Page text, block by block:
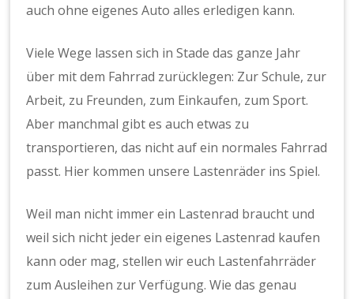
auch ohne eigenes Auto alles erledigen kann.
Viele Wege lassen sich in Stade das ganze Jahr
über mit dem Fahrrad zurücklegen: Zur Schule, zur
Arbeit, zu Freunden, zum Einkaufen, zum Sport.
Aber manchmal gibt es auch etwas zu
transportieren, das nicht auf ein normales Fahrrad
passt. Hier kommen unsere Lastenräder ins Spiel.
Weil man nicht immer ein Lastenrad braucht und
weil sich nicht jeder ein eigenes Lastenrad kaufen
kann oder mag, stellen wir euch Lastenfahrräder
zum Ausleihen zur Verfügung. Wie das genau